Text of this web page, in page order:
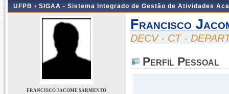
UFPB › SIGAA - Sistema Integrado de Gestão de Atividades
FRANCISCO JACOME SARMENTO
Francisco
DECV - CT -
Perfil Pessoal